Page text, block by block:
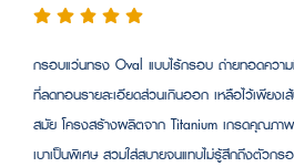
กรอบแว่นทรง Oval แบบไร้กรอบ ถ่ายทอดควา
ที่ลดทอนรายละเอียดส่วนเกินออก เหลือไว้เพียงเ
สมัย โครงสร้างผลิตจาก Titanium เกรดคุณภา
เบาเป็นพิเศษ สวมใส่สบายจนแทบไม่รู้สึกถึงตัวกร